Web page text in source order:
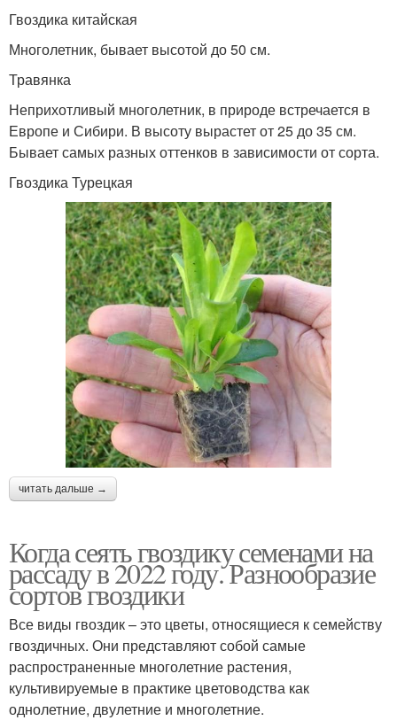
Гвоздика китайская
Многолетник, бывает высотой до 50 см.
Травянка
Неприхотливый многолетник, в природе встречается в
Европе и Сибири. В высоту вырастет от 25 до 35 см.
Бывает самых разных оттенков в зависимости от сорта.
Гвоздика Турецкая
читать дальше →
Когда сеять гвоздику семенами на
рассаду в 2022 году. Разнообразие
сортов гвоздики
Все виды гвоздик – это цветы, относящиеся к семейству
гвоздичных. Они представляют собой самые
распространенные многолетние растения,
культивируемые в практике цветоводства как
однолетние, двулетние и многолетние.